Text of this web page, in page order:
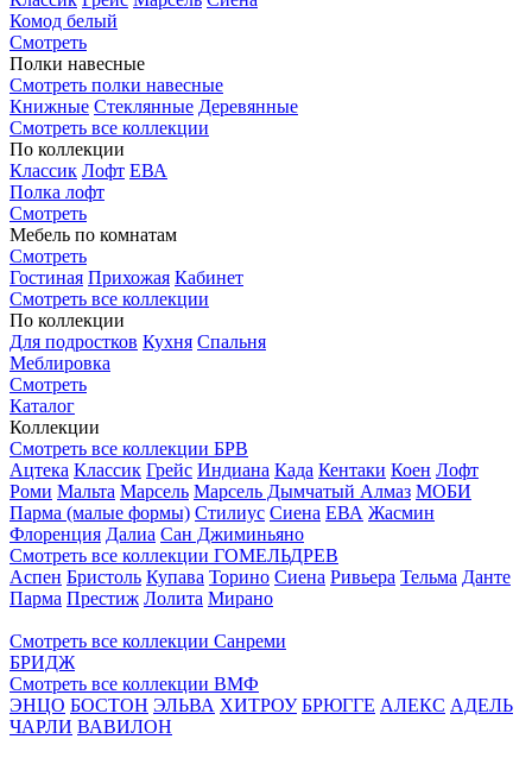
Комод белый
Смотреть
Полки навесные
Смотреть полки навесные
Книжные Стеклянные Деревянные
Смотреть все коллекции
По коллекции
Классик Лофт ЕВА
Полка лофт
Смотреть
Мебель по комнатам
Смотреть
Гостиная Прихожая Кабинет
Смотреть все коллекции
По коллекции
Для подростков Кухня Спальня
Меблировка
Смотреть
Каталог
Коллекции
Смотреть все коллекции БРВ
Ацтека Классик Грейс Индиана Када Кентаки Коен Лофт
Роми Мальта Марсель Марсель Дымчатый Алмаз МОБИ
Парма (малые формы) Стилиус Сиена ЕВА Жасмин
Флоренция Далиа Сан Джиминьяно
Смотреть все коллекции ГОМЕЛЬДРЕВ
Аспен Бристоль Купава Торино Сиена Ривьера Тельма Данте
Парма Престиж Лолита Мирано
Смотреть все коллекции Санреми
БРИДЖ
Смотреть все коллекции ВМФ
ЭНЦО БОСТОН ЭЛЬВА ХИТРОУ БРЮГГЕ АЛЕКС АДЕЛЬ
ЧАРЛИ ВАВИЛОН